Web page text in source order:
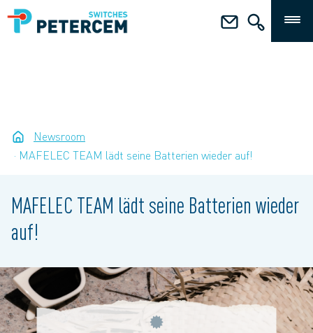
Newsroom
MAFELEC TEAM lädt seine Batterien wieder auf!
MAFELEC TEAM lädt seine Batterien wieder
auf!